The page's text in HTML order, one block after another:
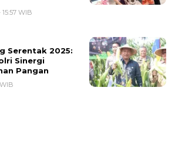
WIB
Serentak 2025:
Sinergi
Pangan